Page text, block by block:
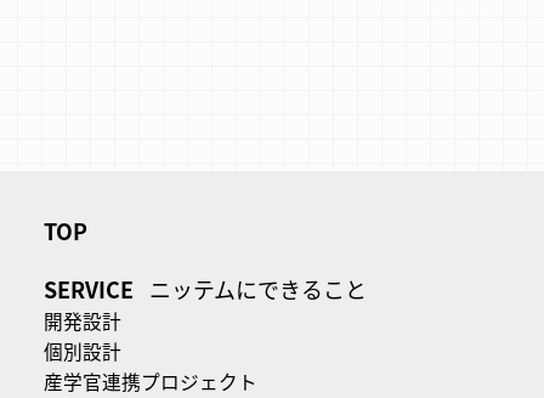
TOP
SERVICE ニッテムにできること
開発設計
個別設計
産学官連携プロジェクト